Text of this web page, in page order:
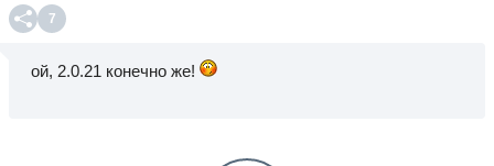
7
ой, 2.0.21 конечно же!